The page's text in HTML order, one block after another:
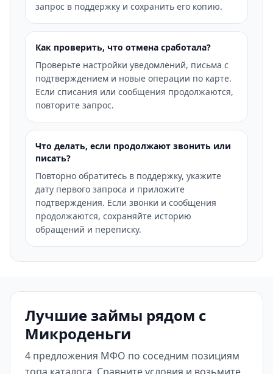
запрос в поддержку и сохранить его копию.
Как проверить, что отмена сработала?
Проверьте настройки уведомлений, письма с
подтверждением и новые операции по карте.
Если списания или сообщения продолжаются,
повторите запрос.
Что делать, если продолжают звонить или
писать?
Повторно обратитесь в поддержку, укажите
дату первого запроса и приложите
подтверждения. Если звонки и сообщения
продолжаются, сохраняйте историю
обращений и переписку.
Лучшие займы рядом с
Микроденьги
4 предложения МФО по соседним позициям